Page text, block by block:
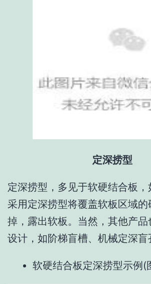
定深捞型
定深捞型，多见于软硬结合板，
采用定深捞型将覆盖软板区域的
掉，露出软板。当然，其他产
设计，如阶梯盲槽、机械定深盲
软硬结合板定深捞型示例(